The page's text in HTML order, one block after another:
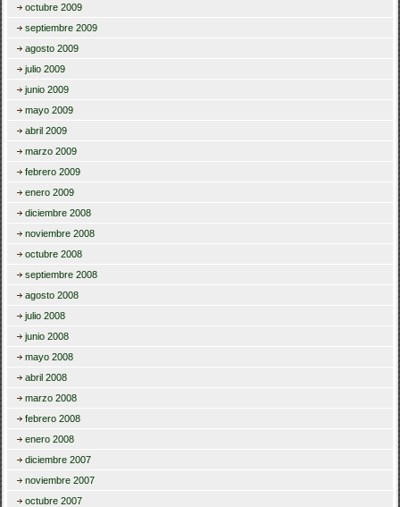
octubre 2009
septiembre 2009
agosto 2009
julio 2009
junio 2009
mayo 2009
abril 2009
marzo 2009
febrero 2009
enero 2009
diciembre 2008
noviembre 2008
octubre 2008
septiembre 2008
agosto 2008
julio 2008
junio 2008
mayo 2008
abril 2008
marzo 2008
febrero 2008
enero 2008
diciembre 2007
noviembre 2007
octubre 2007